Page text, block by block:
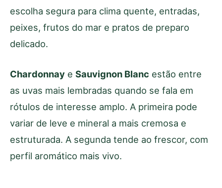
escolha segura para clima quente, entradas,
peixes, frutos do mar e pratos de preparo
delicado.
Chardonnay e Sauvignon Blanc estão entre
as uvas mais lembradas quando se fala em
rótulos de interesse amplo. A primeira pode
variar de leve e mineral a mais cremosa e
estruturada. A segunda tende ao frescor, com
perfil aromático mais vivo.